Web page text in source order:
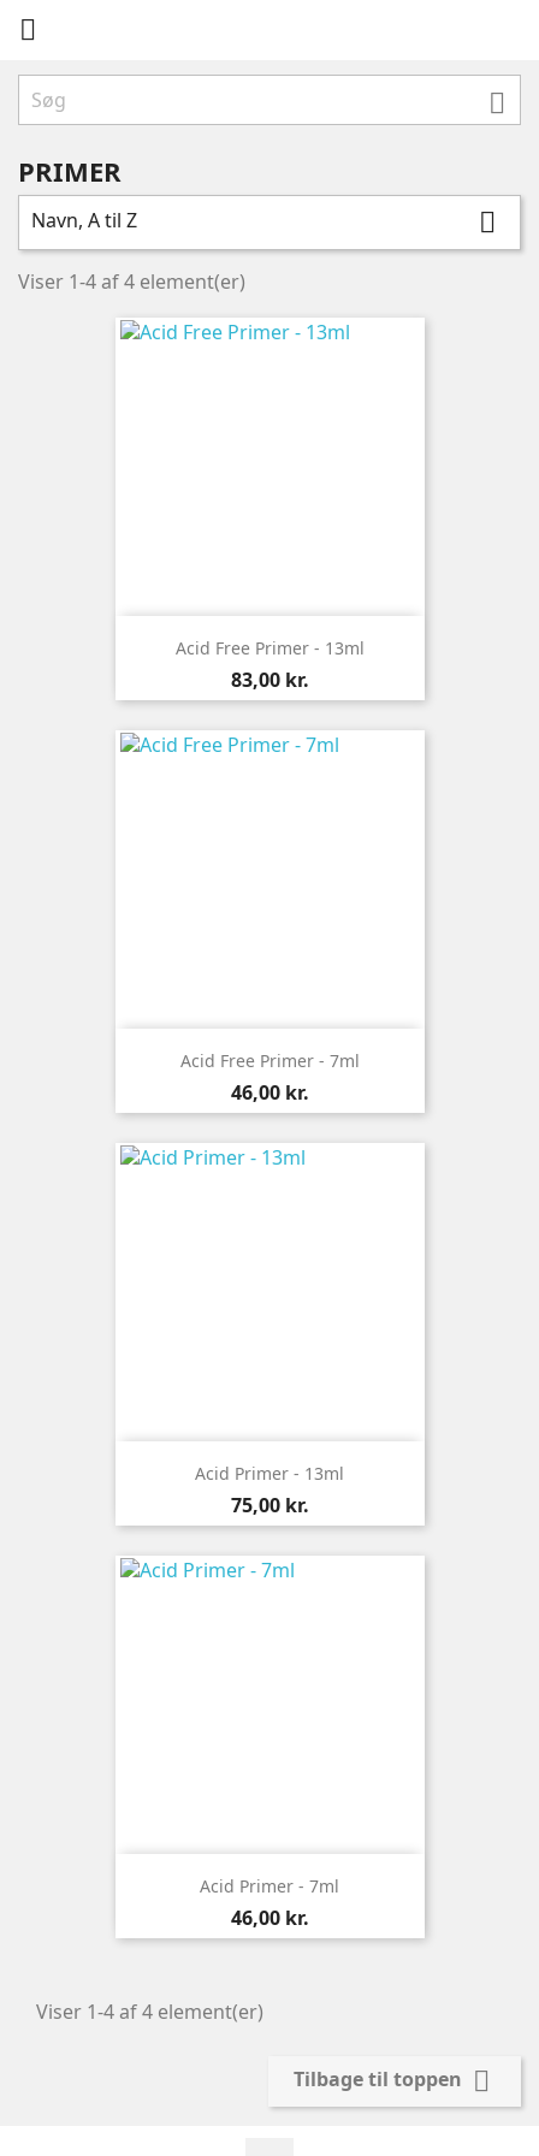


PRIMER
Navn, A til Z 
Viser 1-4 af 4 element(er)
Acid Free Primer - 13ml
Pris
83,00 kr.
Acid Free Primer - 7ml
Pris
46,00 kr.
Acid Primer - 13ml
Pris
75,00 kr.
Acid Primer - 7ml
Pris
46,00 kr.
Viser 1-4 af 4 element(er)
Tilbage til toppen 